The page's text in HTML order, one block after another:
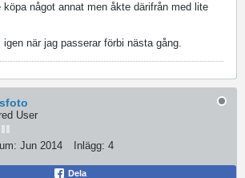
något annat men åkte därifrån med lite
igen när jag passerar förbi nästa gång.
User
Jun 2014 Inlägg: 4
Dela